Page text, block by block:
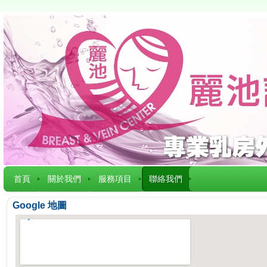
首頁 關於我們 服務項目 聯絡我們
Google 地圖